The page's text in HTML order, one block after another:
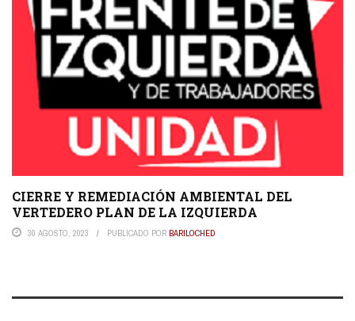
CIERRE Y REMEDIACIÓN AMBIENTAL DEL
VERTEDERO PLAN DE LA IZQUIERDA
30 AGOSTO, 2023 PUBLICADO POR BARILOCHED